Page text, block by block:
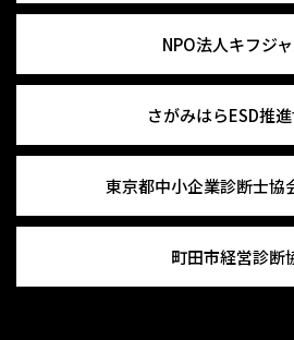
NPO法人キフジ
さがみはらESD推
東京都中小企業診断士協
町田市経営診断